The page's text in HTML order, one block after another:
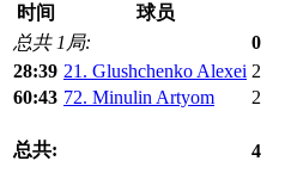
时间 球员
总共 1局:
0
28:39 21. Glushchenko Alexei 2
60:43 72. Minulin Artyom 2
总共: 4